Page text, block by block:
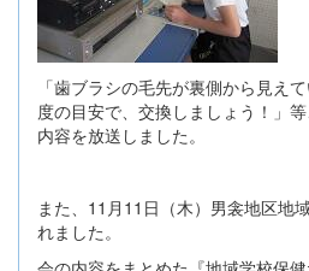
「歯ブラシの毛先が裏側から見え
度の目安で、交換しましょう！」
内容を放送しました。
また、11月11日（木）男衾地区地
れました。